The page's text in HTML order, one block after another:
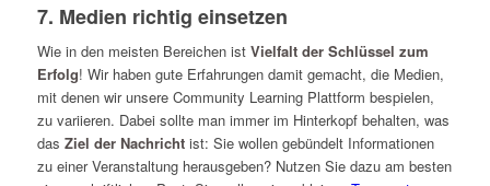
7. Medien richtig einsetzen
Wie in den meisten Bereichen ist Vielfalt der Schlüssel zum
Erfolg! Wir haben gute Erfahrungen damit gemacht, die Medien,
mit denen wir unsere Community Learning Plattform bespielen,
zu variieren. Dabei sollte man immer im Hinterkopf behalten, was
das Ziel der Nachrichtist: Sie wollen gebündelt Informationen
zu einer Veranstaltung herausgeben? Nutzen Sie dazu am besten